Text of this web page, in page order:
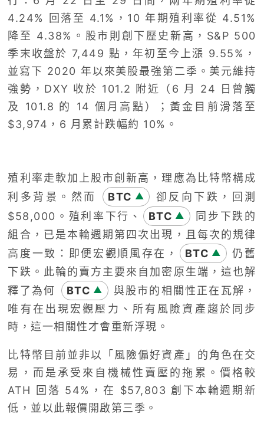
4.24% 回落至 4.1%，10 年期殖利率從 4.51%
降至 4.38%。股市則創下歷史新高，S&P 500
季末收盤於 7,449 點，年初至今上漲 9.55%，
並寫下 2020 年以來美股最強第二季。美元維持
強勢，DXY 收於 101.2 附近（6 月 24 日曾觸
及 101.8 的 14 個月高點）；黃金目前滑落至
$3,974，6 月累計跌幅約 10%。
殖利率走軟加上股市創新高，理應為比特幣構成
利多背景。然而
BTC ▲
卻反向下跌，回測
$58,000。殖利率下行、
BTC ▲
同步下跌的
組合，已是本輪週期第四次出現，且每次的規律
高度一致：即便宏觀順風存在，
BTC ▲
仍舊
下跌。此輪的賣方主要來自加密原生端，這也解
釋了為何
BTC ▲
與股市的相關性正在瓦解，
唯有在出現宏觀壓力、所有風險資產趨於同步
時，這一相關性才會重新浮現。
比特幣目前並非以「風險偏好資產」的角色在交
易，而是承受來自機械性賣壓的拖累。價格較
ATH 回落 54%，在 $57,803 創下本輪週期新
低，並以此報價開啟第三季。